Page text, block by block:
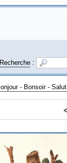
Recherche :
- Bonsoir -